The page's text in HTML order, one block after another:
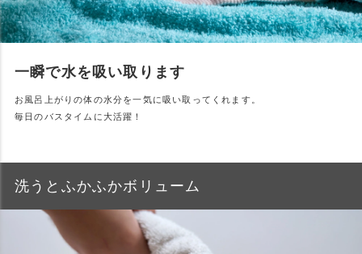
一瞬で水を吸い取ります
お風呂上がりの体の水分を一気に吸い取ってくれます。
毎日のバスタイムに大活躍！
洗うとふかふかボリューム